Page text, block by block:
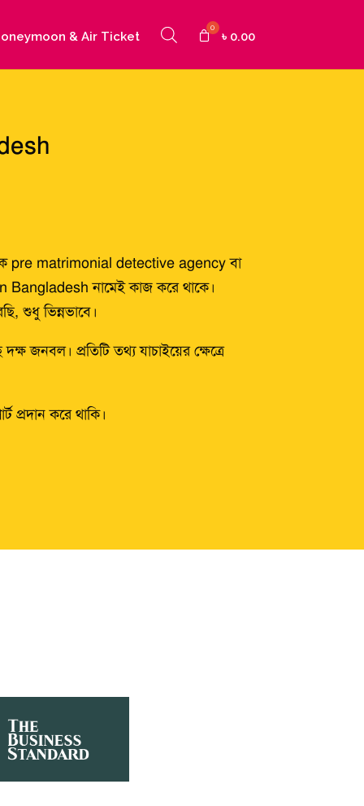
& Air Ticket ৳ 0.00
pre matrimonial detective agency বা
নামেই কাজ করে থাকে।
শুধু ভিন্নভাবে।
জনবল। প্রতিটি তথ্য যাচাইয়ের ক্ষেত্রে
প্রদান করে থাকি।